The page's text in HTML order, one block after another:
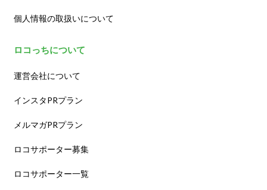
個人情報の取扱いについて
ロコっちについて
運営会社について
インスタPRプラン
メルマガPRプラン
ロコサポーター募集
ロコサポーター一覧